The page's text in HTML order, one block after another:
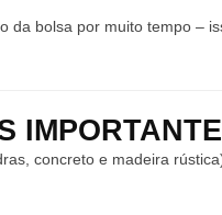
da bolsa por muito tempo –
concreto e madeira